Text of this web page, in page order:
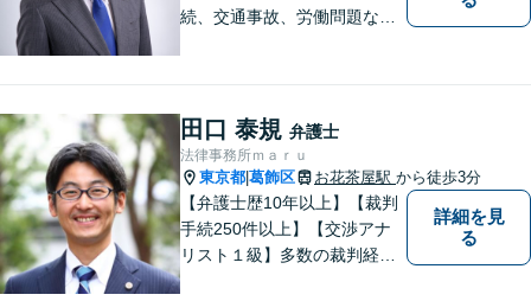
続、交通事故、労働問題な
た」と思っていただけるよ
う、誠実に対応いたします。
【相談しやすい法律事務所】
田口 泰規 弁護士
法律事務所ｍａｒｕ
東京都 葛飾区 お花茶屋駅 から徒歩3分
【弁護士歴10年以上】【裁判
手続250件以上】【交渉アナ
リスト１級】多数の裁判経験
詳細を見
る